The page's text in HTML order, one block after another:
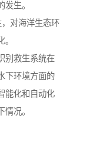
生。
对海洋生态环
别救生系统在
下环境方面的
能化和自动化
况。